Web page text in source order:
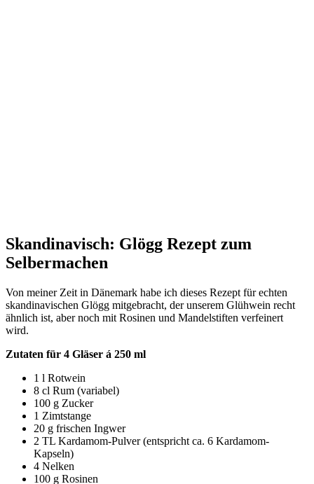
Skandinavisch: Glögg Rezept zum
Selbermachen
Von meiner Zeit in Dänemark habe ich dieses Rezept für echten
skandinavischen Glögg mitgebracht, der unserem Glühwein recht
ähnlich ist, aber noch mit Rosinen und Mandelstiften verfeinert
wird.
Zutaten für 4 Gläser á 250 ml
1 l Rotwein
8 cl Rum (variabel)
100 g Zucker
1 Zimtstange
20 g frischen Ingwer
2 TL Kardamom-Pulver (entspricht ca. 6 Kardamom-
Kapseln)
4 Nelken
100 g Rosinen